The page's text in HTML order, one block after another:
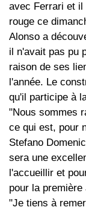
avec Ferrari et il
rouge ce
Alonso a
il n'avait pas pu
raison de ses
l'année. Le
qu'il participe à
"Nous sommes
ce qui est, pour
Stefano
sera une
l'accueillir et
pour la
"Je tiens à